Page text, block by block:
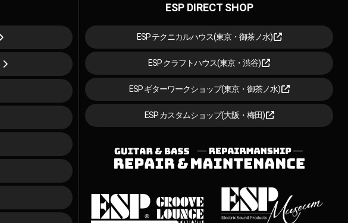
ESP DIRECT SHOP
ESP テクニカルハウス(東京・御茶ノ水)
ESP クラフトハウス(東京・渋谷)
ESP ギターワークショップ(東京・御茶ノ水)
ESP カスタムショップ(大阪・梅田)